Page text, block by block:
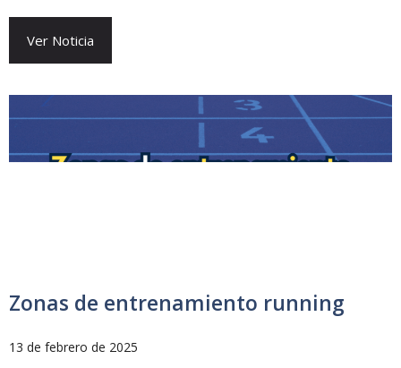
Ver Noticia
Zonas de entrenamiento running
13 de febrero de 2025